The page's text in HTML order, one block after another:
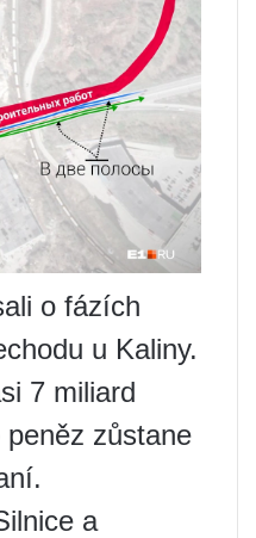
o fázích
u Kaliny.
7 miliard
zůstane
a